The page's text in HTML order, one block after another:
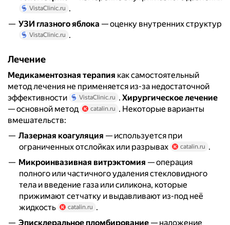
VistaClinic.ru .
УЗИ глазного яблока — оценку внутренних структур
VistaClinic.ru .
Лечение
Медикаментозная терапия как самостоятельный
метод лечения не применяется из-за недостаточной
эффективности
VistaClinic.ru . Хирургическое лечение
— основной метод
catalin.ru . Некоторые варианты
вмешательств:
Лазерная коагуляция — используется при
ограниченных отслойках или разрывах
catalin.ru .
Микроинвазивная витрэктомия — операция
полного или частичного удаления стекловидного
тела и введение газа или силикона, которые
прижимают сетчатку и выдавливают из-под неё
жидкость
catalin.ru .
Эписклеральное пломбирование — наложение